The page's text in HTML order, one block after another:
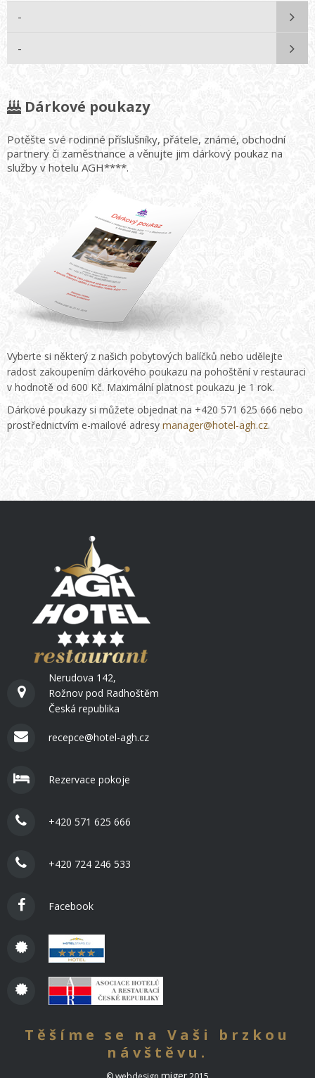
-
-
Dárkové poukazy
Potěšte své rodinné příslušníky, přátele, známé, obchodní
partnery či zaměstnance a věnujte jim dárkový poukaz na
služby v hotelu AGH****.
Vyberte si některý z našich pobytových balíčků nebo udělejte
radost zakoupením dárkového poukazu na pohoštění v restauraci
v hodnotě od 600 Kč. Maximální platnost poukazu je 1 rok.
Dárkové poukazy si můžete objednat na +420 571 625 666 nebo
prostřednictvím e-mailové adresy manager@hotel-agh.cz.
Nerudova 142,
Rožnov pod Radhoštěm
Česká republika
recepce@hotel-agh.cz
Rezervace pokoje
+420 571 625 666
+420 724 246 533
Facebook
Těšíme se na Vaši brzkou
návštěvu.